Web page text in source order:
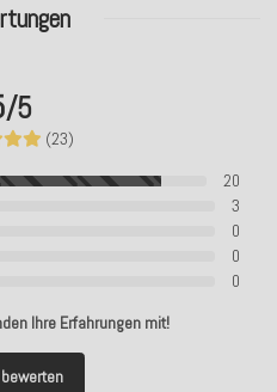
/5
(23)
20
3
0
0
0
Ihre Erfahrungen mit!